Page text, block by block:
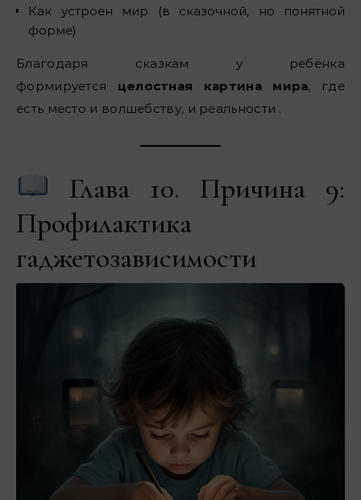
Как устроен мир (в сказочной, но понятной
форме)
Благодаря сказкам у ребёнка
формируется целостная картина мира, где
есть место и волшебству, и реальности .
Глава 10. Причина 9:
Профилактика
гаджетозависимости